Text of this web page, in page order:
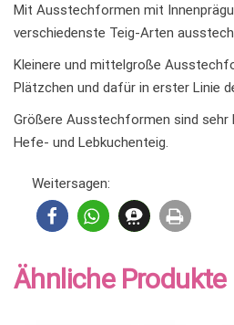
Mit Ausstechformen mit
verschiedenste Teig-Arten
Kleinere und mittelgroße
Plätzchen und dafür in erster Linie
Größere Ausstechformen sind sehr
Hefe- und Lebkuchenteig.
Weitersagen:
Ähnliche Produkte